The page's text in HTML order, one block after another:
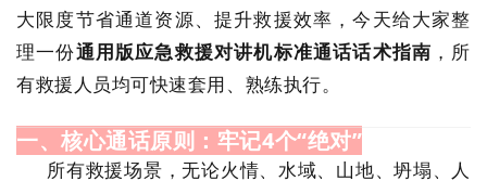
大限度节省通道资源、提升救援效率，今天给大家整
理一份通用版应急救援对讲机标准通话话术指南 ，所
有救援人员均可快速套用、熟练执行。
一、核心通话原则：牢记4个“绝对”
所有救援场景，无论火情、水域、山地、坍塌、人